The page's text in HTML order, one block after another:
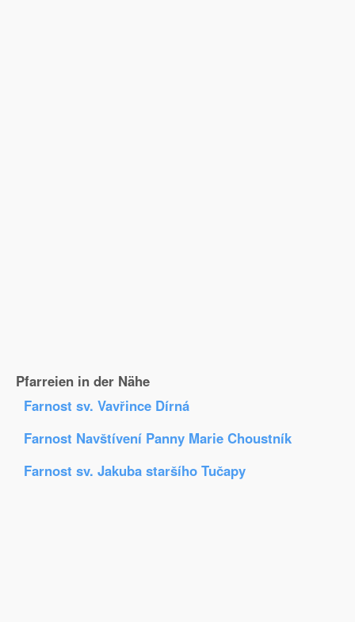
Pfarreien in der Nähe
Farnost sv. Vavřince Dírná
Farnost Navštívení Panny Marie Choustník
Farnost sv. Jakuba staršího Tučapy